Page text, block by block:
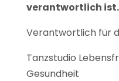
verantwortlich ist.
Verantwortlich für
Tanzstudio
Gesundheit